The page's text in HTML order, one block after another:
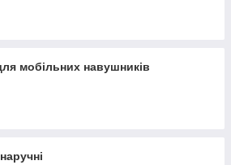
мобільних навушників